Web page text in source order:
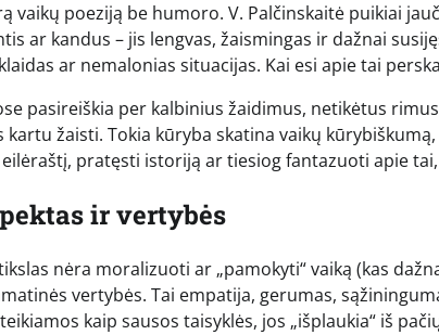
vaikų poeziją be humoro. V. Palčinskaitė puikiai
ar kandus – jis lengvas, žaismingas ir dažnai
ar nemalonias situacijas. Kai esi apie tai
pasireiškia per kalbinius žaidimus, netikėtus
kartu žaisti. Tokia kūryba skatina vaikų
pratęsti istoriją ar tiesiog fantazuoti apie
ir vertybės
nėra moralizuoti ar „pamokyti“ vaiką (kas
vertybės. Tai empatija, gerumas,
kaip sausos taisyklės, jos „išplaukia“ iš